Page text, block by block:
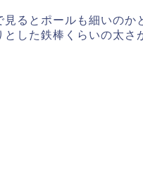
見るとポールも細いのか
とした鉄棒くらいの太さ